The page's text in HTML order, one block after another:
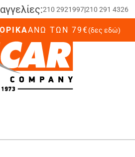
210 2921997|210 291 4326
ΆΝΩ ΤΩΝ 79€(δες εδώ)